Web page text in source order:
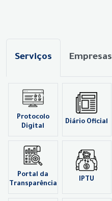
Serviços Empresas
Protocolo
Digital
Diário Oficial
Portal da
Transparência
IPTU